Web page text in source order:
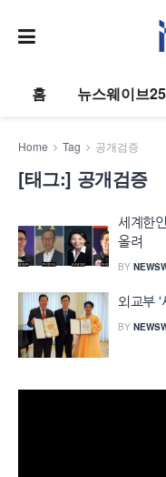
홈 뉴스웨이브
Home Tag 공개검증
[태그:] 공개검증
세계한
올려
BY
외교부
BY